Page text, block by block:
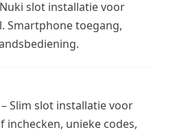
slot installatie voor
Smartphone toegang,
Slim slot installatie voor
inchecken, unieke codes,